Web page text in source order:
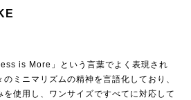
is More」という言葉でよく表現され
ミニマリズムの精神を言語化しており、
を使用し、ワンサイズですべてに対応して